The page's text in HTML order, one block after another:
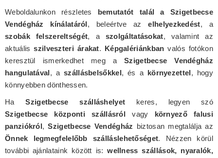
Weboldalunkon részletes bemutatót talál a Szigetbecse
Vendégház kínálatáról, beleértve azelhelyezkedést, a
szobák felszereltségét, a szolgáltatásokat, valamint az
aktuálisszilveszteri árakat. Képgalériánkban valós fotókon
keresztül ismerkedhet meg aSzigetbecse Vendégház
hangulatával, aszállásbelsőkkel, és a környezettel, hogy
könnyebben dönthessen.
HaSzigetbecse szálláshelyet keres, legyen szó
Szigetbecse központi szállásról vagy környező falusi
panziókról,Szigetbecse Vendégház biztosan megtalálja az
Önnek legmegfelelőbb szálláslehetőséget. Nézzen körül
további ajánlataink között is:wellness szállások, nyaralók,